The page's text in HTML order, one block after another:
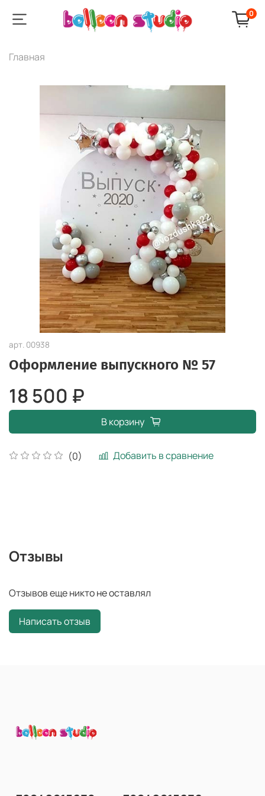
0
Главная
арт. 00938
Оформление выпускного № 57
(0) Добавить в сравнение
18 500 ₽
В корзину
Отзывы
Отзывов еще никто не оставлял
Написать отзыв